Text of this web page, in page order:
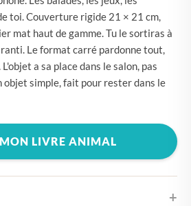
toi. Couverture rigide 21 × 21 cm,
mat haut de gamme. Tu le sortiras à
Le format carré pardonne tout,
a sa place dans le salon, pas
objet simple, fait pour rester dans le
LIVRE ANIMAL